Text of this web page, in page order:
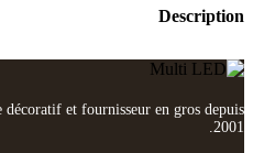
Description
décoratif et fournisseur en gros depuis
2001.